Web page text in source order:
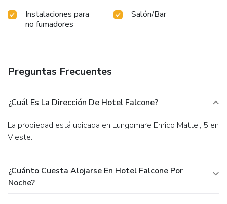
Instalaciones para
no fumadores
Salón/Bar
Preguntas Frecuentes
¿Cuál Es La Dirección De Hotel Falcone?
La propiedad está ubicada en Lungomare Enrico Mattei, 5 en
Vieste.
¿Cuánto Cuesta Alojarse En Hotel Falcone Por
Noche?